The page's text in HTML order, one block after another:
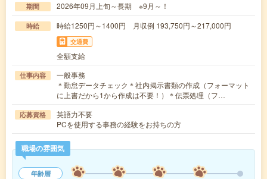
期間 2026年09月上旬～長期 ※9月～！
時給 時給1250円～1400円 月収例 193,750円～217,000円
交通費
全額支給
仕事内容
一般事務
＊勤怠データチェック＊社内掲示書類の作成（フォーマット
に上書だから1から作成は不要！）＊伝票処理（フ…
応募資格
英語力不要
PCを使用する事務の経験をお持ちの方
職場の雰囲気
年齢層